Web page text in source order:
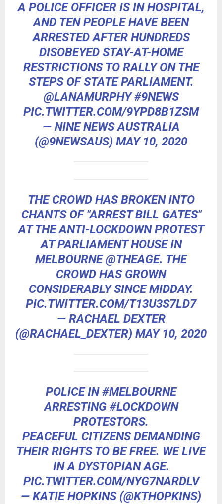
A POLICE OFFICER IS IN HOSPITAL,
AND TEN PEOPLE HAVE BEEN
ARRESTED AFTER HUNDREDS
DISOBEYED STAY-AT-HOME
RESTRICTIONS TO RALLY ON THE
STEPS OF STATE PARLIAMENT.
@LANAMURPHY #9NEWS
PIC.TWITTER.COM/9YPD8B1ZSM
— NINE NEWS AUSTRALIA
(@9NEWSAUS) MAY 10, 2020
THE CROWD HAS BROKEN INTO
CHANTS OF "ARREST BILL GATES"
AT THE ANTI-LOCKDOWN PROTEST
AT PARLIAMENT HOUSE IN
MELBOURNE@THEAGE. THE
CROWD HAS GROWN
CONSIDERABLY SINCE MIDDAY.
PIC.TWITTER.COM/T13U3S7LD7
— RACHAEL DEXTER
(@RACHAEL_DEXTER) MAY 10, 2020
POLICE IN#MELBOURNE
ARRESTING #LOCKDOWN
PROTESTORS.
PEACEFUL CITIZENS DEMANDING
THEIR RIGHTS TO BE FREE. WE LIVE
IN A DYSTOPIAN AGE.
PIC.TWITTER.COM/NYG7NARDLV
— KATIE HOPKINS (@KTHOPKINS)